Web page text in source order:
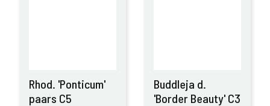
Rhod. 'Ponticum'
paars C5
Buddleja d.
'Border Beauty' C3